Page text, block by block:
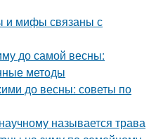
и мифы связаны с
до самой весны:
методы
до весны: советы по
называется трава